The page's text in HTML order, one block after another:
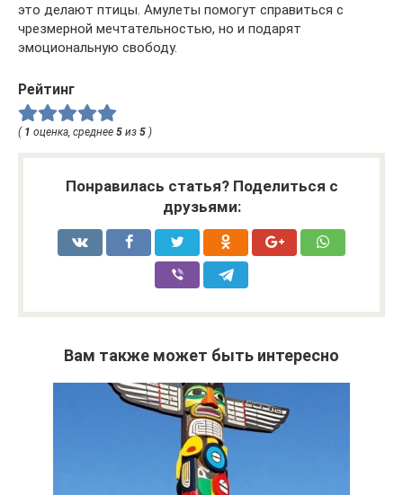
это делают птицы. Амулеты помогут справиться с
чрезмерной мечтательностью, но и подарят
эмоциональную свободу.
Рейтинг
( 1 оценка, среднее 5 из 5 )
Понравилась статья? Поделиться с
друзьями:
Вам также может быть интересно